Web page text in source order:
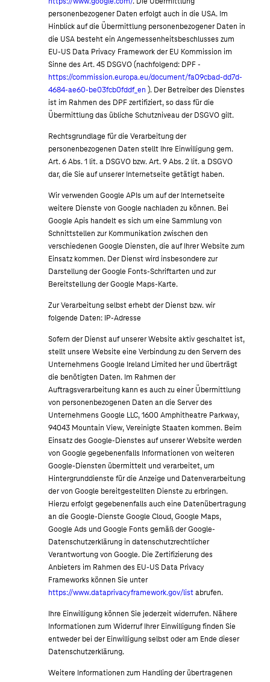
personenbezogener Daten erfolgt auch in die USA. Im
Hinblick auf die Übermittlung personenbezogener Daten in
die USA besteht ein Angemessenheitsbeschlusses zum
EU-US Data Privacy Framework der EU Kommission im
Sinne des Art. 45 DSGVO (nachfolgend: DPF -
https://commission.europa.eu/document/fa09cbad-dd7d-
4684-ae60-be03fcb0fddf_en ). Der Betreiber des Dienstes
ist im Rahmen des DPF zertifiziert, so dass für die
Übermittlung das übliche Schutzniveau der DSGVO gilt.
Rechtsgrundlage für die Verarbeitung der
personenbezogenen Daten stellt Ihre Einwilligung gem.
Art. 6 Abs. 1 lit. a DSGVO bzw. Art. 9 Abs. 2 lit. a DSGVO
dar, die Sie auf unserer Internetseite getätigt haben.
Wir verwenden Google APIs um auf der Internetseite
weitere Dienste von Google nachladen zu können. Bei
Google Apis handelt es sich um eine Sammlung von
Schnittstellen zur Kommunikation zwischen den
verschiedenen Google Diensten, die auf Ihrer Website zum
Einsatz kommen. Der Dienst wird insbesondere zur
Darstellung der Google Fonts-Schriftarten und zur
Bereitstellung der Google Maps-Karte.
Zur Verarbeitung selbst erhebt der Dienst bzw. wir
folgende Daten: IP-Adresse
Sofern der Dienst auf unserer Website aktiv geschaltet ist,
stellt unsere Website eine Verbindung zu den Servern des
Unternehmens Google Ireland Limited her und überträgt
die benötigten Daten. Im Rahmen der
Auftragsverarbeitung kann es auch zu einer Übermittlung
von personenbezogenen Daten an die Server des
Unternehmens Google LLC, 1600 Amphitheatre Parkway,
94043 Mountain View, Vereinigte Staaten kommen. Beim
Einsatz des Google-Dienstes auf unserer Website werden
von Google gegebenenfalls Informationen von weiteren
Google-Diensten übermittelt und verarbeitet, um
Hintergrunddienste für die Anzeige und Datenverarbeitung
der von Google bereitgestellten Dienste zu erbringen.
Hierzu erfolgt gegebenenfalls auch eine Datenübertragung
an die Google-Dienste Google Cloud, Google Maps,
Google Ads und Google Fonts gemäß der Google-
Datenschutzerklärung in datenschutzrechtlicher
Verantwortung von Google. Die Zertifizierung des
Anbieters im Rahmen des EU-US Data Privacy
Frameworks können Sie unter
https://www.dataprivacyframework.gov/list abrufen.
Ihre Einwilligung können Sie jederzeit widerrufen. Nähere
Informationen zum Widerruf Ihrer Einwilligung finden Sie
entweder bei der Einwilligung selbst oder am Ende dieser
Datenschutzerklärung.
Weitere Informationen zum Handling der übertragenen